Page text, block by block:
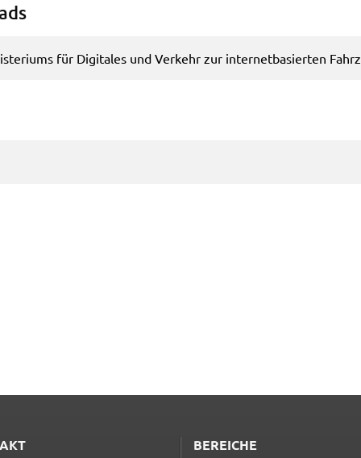
für Digi­ta­les und Verkehr zur inter­net­ba­sier­ten
BEREICHE